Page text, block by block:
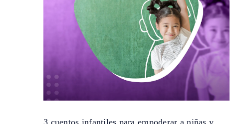
3 cuentos infantiles para empoderar a niñas y